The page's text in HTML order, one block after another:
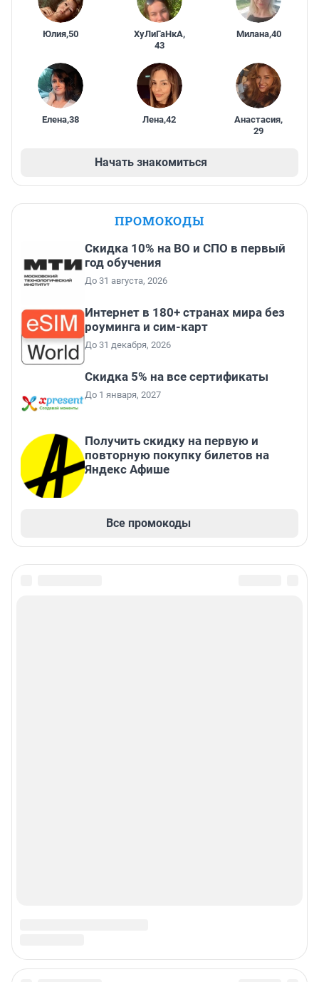
Юлия,50 ХуЛиГаНкА,
43
Милана,40
Елена,38 Лена,42 Анастасия,
29
Начать знакомиться
ПРОМОКОДЫ
Скидка 10% на ВО и СПО в первый
год обучения
До 31 августа, 2026
Интернет в 180+ странах мира без
роуминга и сим-карт
До 31 декабря, 2026
Скидка 5% на все сертификаты
До 1 января, 2027
Получить скидку на первую и
повторную покупку билетов на
Яндекс Афише
Все промокоды